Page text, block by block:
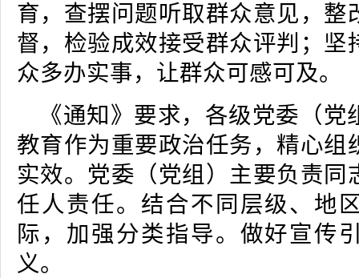
育，查摆问题听取群众意见，整
督，检验成效接受群众评判；坚
众多办实事，让群众可感可及。
《通知》要求，各级党委（
教育作为重要政治任务，精心组
实效。党委（党组）主要负责同
任人责任。结合不同层级、地
际，加强分类指导。做好宣传
义。